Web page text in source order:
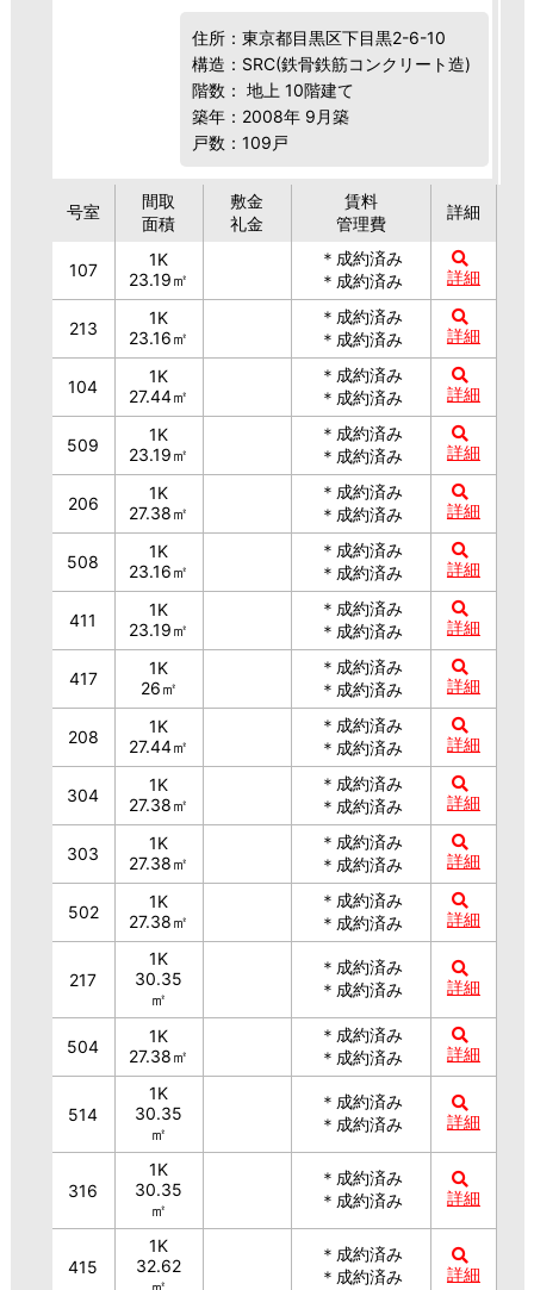
住所：東京都目黒区下目黒2-6-10
構造：SRC(鉄骨鉄筋コンクリート造)
階数： 地上 10階建て
築年：2008年 9月築
戸数：109戸
号室
間取
面積
敷金
礼金
賃料
管理費
詳細
107
1K
23.19㎡
＊成約済み
＊成約済み
詳細
213
1K
23.16㎡
＊成約済み
＊成約済み
詳細
104
1K
27.44㎡
＊成約済み
＊成約済み
詳細
509
1K
23.19㎡
＊成約済み
＊成約済み
詳細
206
1K
27.38㎡
＊成約済み
＊成約済み
詳細
508
1K
23.16㎡
＊成約済み
＊成約済み
詳細
411
1K
23.19㎡
＊成約済み
＊成約済み
詳細
417
1K
26㎡
＊成約済み
＊成約済み
詳細
208
1K
27.44㎡
＊成約済み
＊成約済み
詳細
304
1K
27.38㎡
＊成約済み
＊成約済み
詳細
303
1K
27.38㎡
＊成約済み
＊成約済み
詳細
502
1K
27.38㎡
＊成約済み
＊成約済み
詳細
217
1K
30.35
㎡
＊成約済み
＊成約済み
詳細
504
1K
27.38㎡
＊成約済み
＊成約済み
詳細
514
1K
30.35
㎡
＊成約済み
＊成約済み
詳細
316
1K
30.35
㎡
＊成約済み
＊成約済み
詳細
415
1K
32.62
＊成約済み
＊成約済み
詳細